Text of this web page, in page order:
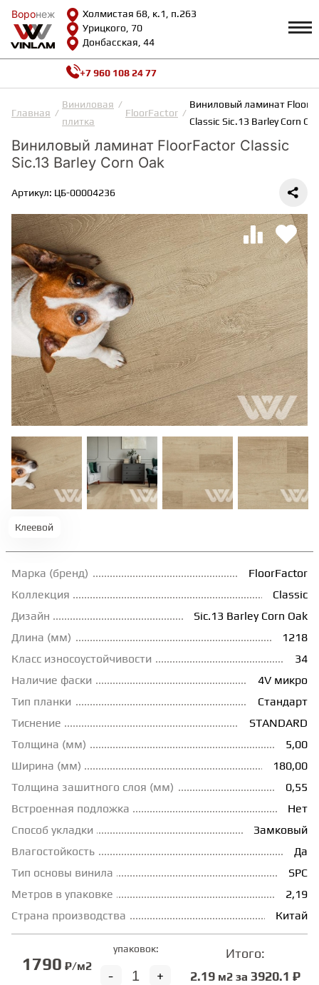
Воронеж
Холмистая 68, к.1, п.263
Урицкого, 70
Донбасская, 44
Воронеж
КАТАЛОГ Профиль
Возврат и гарантии
Сотрудничество
Видеообзоры
Как выбрать
Калькулятор
О нас
Контакты
ВИНИЛОВАЯ ПЛИТКА
ЛАМИНАТ
ИНЖЕНЕРНАЯ ДОСКА
ПАРКЕТНАЯ ДОСКА
ТЕРРАСНАЯ ДОСКА
КОВРОВАЯ ПЛИТКА
МОДУЛЬНЫЕ ПВХ
ПОДЛОЖКА
КЛЕЙ
НАЛИВНОЙ ПОЛ
ГРУНТОВКИ
ЭКОМАССИВ
МАССИВНАЯ ДОСКА
ИСКУССТВЕННАЯ ТРАВА
ИНЖЕНЕРНЫЙ МОДУЛЬ
+7 960 108 24 77
Главная
Виниловая
плитка
FloorFactor
Виниловый ламинат
Classic Sic.13 Barley Corn
Виниловый ламинат FloorFactor Classic
Sic.13 Barley Corn Oak
Артикул: ЦБ-00004236
Клеевой
Марка (бренд)
FloorFactor
Коллекция
Classic
Дизайн
Sic.13 Barley Corn Oak
Длина (мм)
1218
Класс износоустойчивости
34
Наличие фаски
4V микро
Тип планки
Стандарт
Тиснение
STANDARD
Толщина (мм)
5,00
Ширина (мм)
180,00
Толщина зашитного слоя (мм)
0,55
Встроенная подложка
Нет
Способ укладки
Замковый
Влагостойкость
Да
Тип основы винила
SPC
Метров в упаковке
2,19
Страна производства
Китай
1790 ₽/м2
упаковок:
+
-
Итого:
2.19м2 за 3920.1 ₽